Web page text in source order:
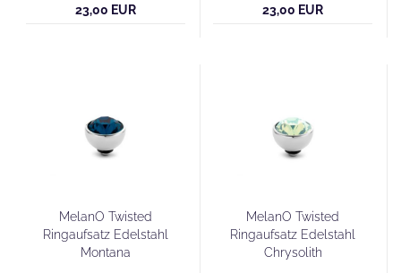
23,00 EUR 23,00 EUR
MelanO Twisted
Ringaufsatz Edelstahl
Montana
MelanO Twisted
Ringaufsatz Edelstahl
Chrysolith